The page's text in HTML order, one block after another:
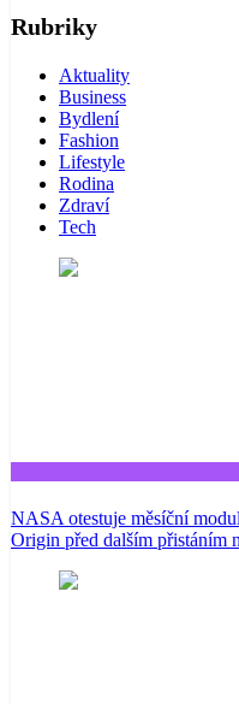
Rubriky
Aktuality
Business
Bydlení
Fashion
Lifestyle
Rodina
Zdraví
Tech
NASA otestuje měsíční
Origin před dalším přistáním